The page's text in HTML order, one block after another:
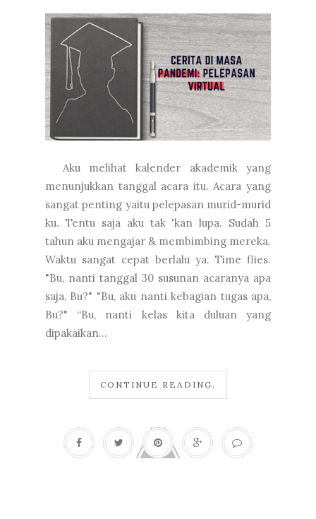
⁣ ⁣ Aku melihat kalender akademik yang
menunjukkan tanggal acara itu. Acara yang
sangat penting yaitu pelepasan murid-murid
ku. Tentu saja aku tak 'kan lupa. Sudah 5
tahun aku mengajar & membimbing mereka.
Waktu sangat cepat berlalu ya. Time flies.
"Bu, nanti tanggal 30 susunan acaranya apa
saja, Bu?"⁣ "Bu, aku nanti kebagian tugas apa,
Bu?"⁣ “Bu, nanti kelas kita duluan yang
dipakaikan...
CONTINUE READING.